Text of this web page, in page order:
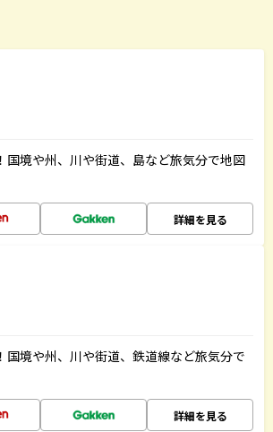
境や州、川や街道、島など旅気分で地図
詳細を見る
境や州、川や街道、鉄道線など旅気分で
詳細を見る